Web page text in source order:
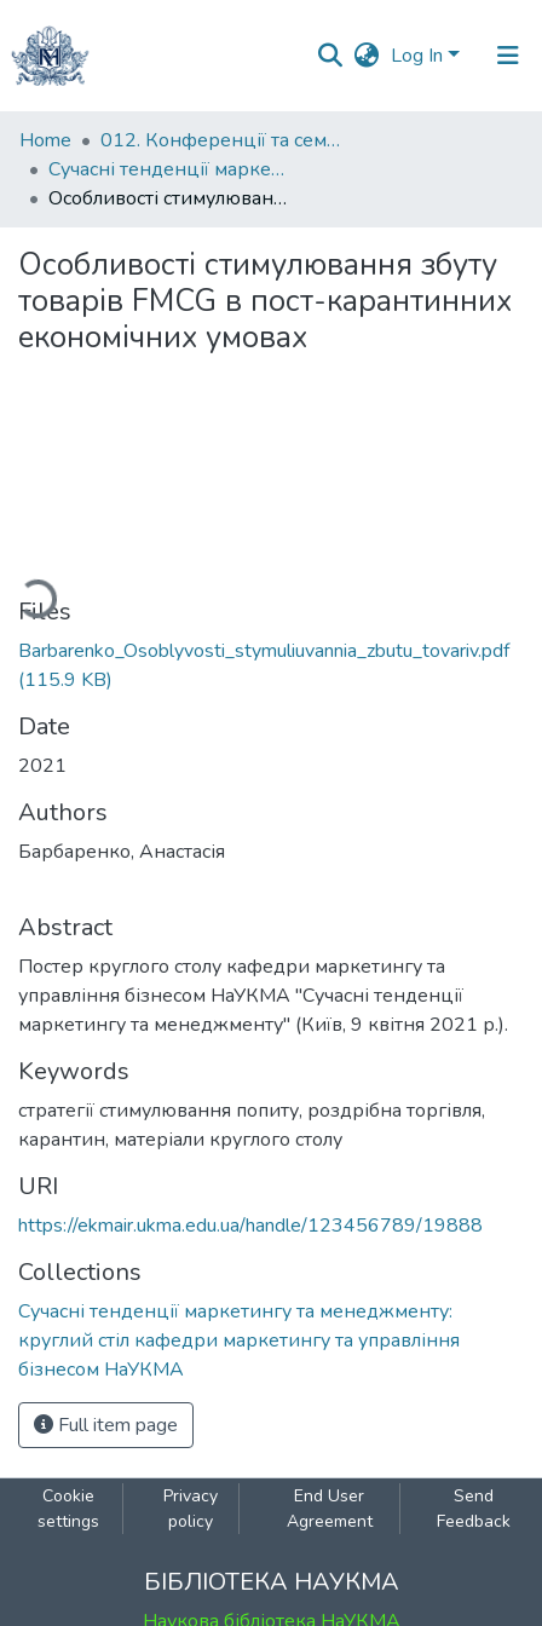
Log In
Communities
&
Collections
Statistics
Home
012. Конференції та семінари НаУКМА
Сучасні тенденції маркетингу та менеджменту: круглий стіл кафедри маркетингу та управління бізнесом НаУКМА
Особливості стимулювання збуту товарів FMCG в пост-карантинних економічних умовах
Особливості стимулювання збуту
товарів FMCG в пост-карантинних
економічних умовах
Files
Barbarenko_Osoblyvosti_stymuliuvannia_zbutu_tovariv.pdf
(115.9 KB)
Date
2021
Authors
Барбаренко, Анастасія
Abstract
Постер круглого столу кафедри маркетингу та
управління бізнесом НаУКМА "Сучасні тенденції
маркетингу та менеджменту" (Київ, 9 квітня 2021 р.).
Keywords
стратегії стимулювання попиту, роздрібна торгівля,
карантин, матеріали круглого столу
URI
https://ekmair.ukma.edu.ua/handle/123456789/19888
Collections
Сучасні тенденції маркетингу та менеджменту:
круглий стіл кафедри маркетингу та управління
бізнесом НаУКМА
Full item page
Cookie
settings
Privacy
policy
End User
Agreement
Send
Feedback
БІБЛІОТЕКА НАУКМА